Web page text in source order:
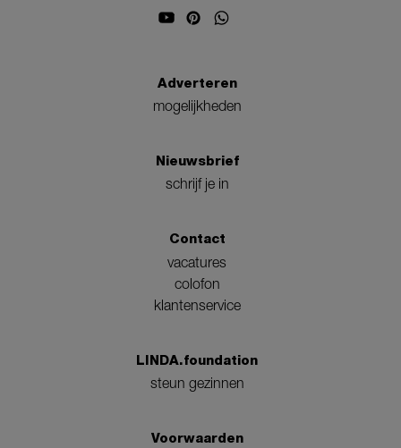
Adverteren
mogelijkheden
Nieuwsbrief
schrijf je in
Contact
vacatures
colofon
klantenservice
LINDA.foundation
steun gezinnen
Voorwaarden